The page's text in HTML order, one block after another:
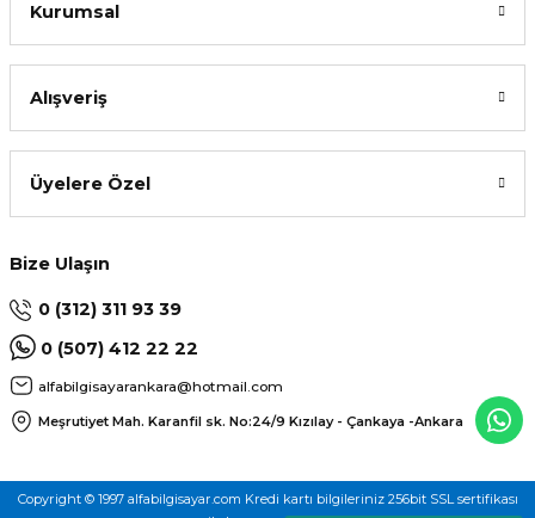
Kurumsal
Alışveriş
Üyelere Özel
Bize Ulaşın
0 (312) 311 93 39
0 (507) 412 22 22
alfabilgisayarankara@hotmail.com
Meşrutiyet Mah. Karanfil sk. No:24/9 Kızılay - Çankaya -Ankara
Copyright © 1997 alfabilgisayar.com Kredi kartı bilgileriniz 256bit SSL sertifikası